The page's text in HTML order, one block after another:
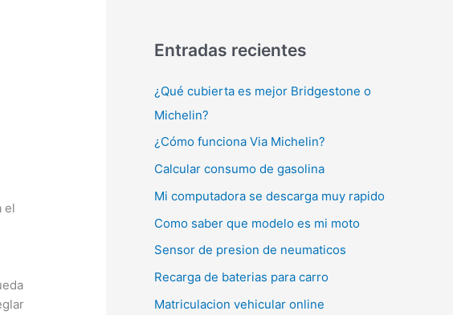
el
Entradas recientes
¿Qué cubierta es mejor Bridgestone o
Michelin?
¿Cómo funciona Via Michelin?
Calcular consumo de gasolina
Mi computadora se descarga muy rapido
Como saber que modelo es mi moto
Sensor de presion de neumaticos
Recarga de baterias para carro
Matriculacion vehicular online